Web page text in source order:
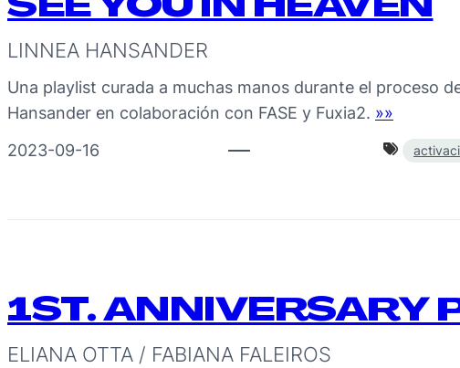
LINNEA HANSANDER
Una playlist curada a muchas manos durante el proceso
Hansander en colaboración con FASE y Fuxia2. »»
2023-09-16
1ST. ANNIVERSARY
ELIANA OTTA / FABIANA FALEIROS